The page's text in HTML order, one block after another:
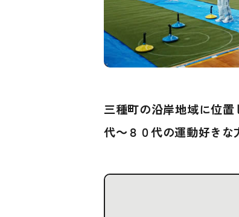
三種町の沿岸地域に位
代～８０代の運動好きな